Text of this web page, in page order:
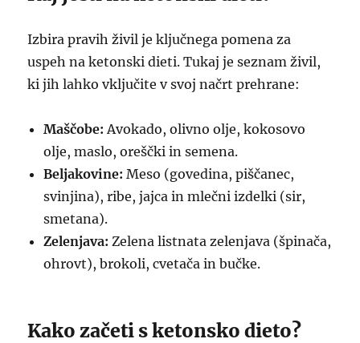
Izbira pravih živil je ključnega pomena za
uspeh na ketonski dieti. Tukaj je seznam živil,
ki jih lahko vključite v svoj načrt prehrane:
Maščobe: Avokado, olivno olje, kokosovo
olje, maslo, oreščki in semena.
Beljakovine: Meso (govedina, piščanec,
svinjina), ribe, jajca in mlečni izdelki (sir,
smetana).
Zelenjava: Zelena listnata zelenjava (špinača,
ohrovt), brokoli, cvetača in bučke.
Kako začeti s ketonsko dieto?